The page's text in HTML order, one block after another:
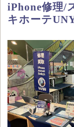
iPhone修理/
キホーテ